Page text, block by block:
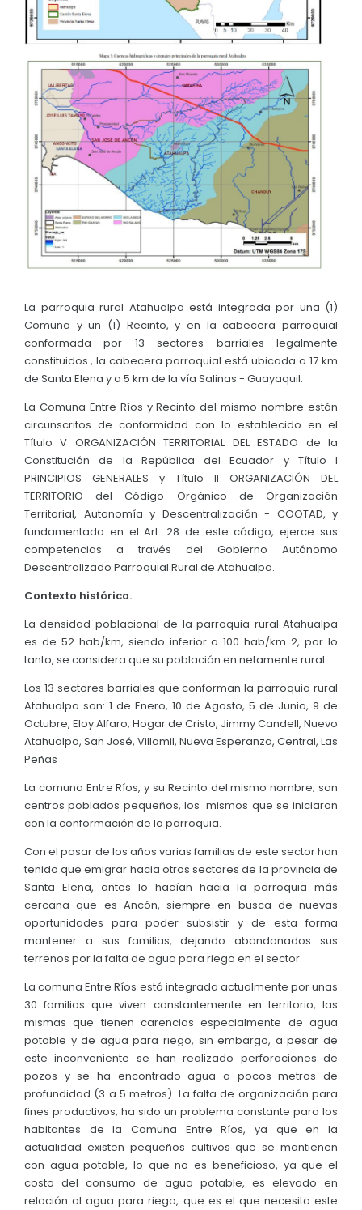
Convocatorias
GESTIÓN ADMINISTRATIVA
Plan de desarrollo y Ordenamiento Territorial -
Plan Anual Contratación - PAC
Plan Operativo Anual - POA
Convenios Institucionales
PRESUPUESTO: EJECUCIÓN Y REPORTES
Cédulas presupuestarias y balances
Procesos de contratación
Obras y proyectos
La parroquia rural Atahualpa está integrada por una (1)
Comuna y un (1) Recinto, y en la cabecera parroquial
conformada por 13 sectores barriales legalmente
constituidos., la cabecera parroquial está ubicada a 17 km
de Santa Elena y a 5 km de la vía Salinas - Guayaquil.
La Comuna Entre Ríos y Recinto del mismo nombre están
circunscritos de conformidad con lo establecido en el
Título V ORGANIZACIÓN TERRITORIAL DEL ESTADO de la
Constitución de la República del Ecuador y Título I
PRINCIPIOS GENERALES y Título II ORGANIZACIÓN DEL
TERRITORIO del Código Orgánico de Organización
Territorial, Autonomía y Descentralización - COOTAD, y
fundamentada en el Art. 28 de este código, ejerce sus
competencias a través del Gobierno Autónomo
Descentralizado Parroquial Rural de Atahualpa.
Contexto histórico.
La densidad poblacional de la parroquia rural Atahualpa
es de 52 hab/km, siendo inferior a 100 hab/km 2, por lo
tanto, se considera que su población en netamente rural.
Los 13 sectores barriales que conforman la parroquia rural
Atahualpa son: 1 de Enero, 10 de Agosto, 5 de Junio, 9 de
Octubre, Eloy Alfaro, Hogar de Cristo, Jimmy Candell, Nuevo
Atahualpa, San José, Villamil, Nueva Esperanza, Central, Las
Peñas
La comuna Entre Ríos, y su Recinto del mismo nombre; son
centros poblados pequeños, los mismos que se iniciaron
con la conformación de la parroquia.
Con el pasar de los años varias familias de este sector han
tenido que emigrar hacia otros sectores de la provincia de
Santa Elena, antes lo hacían hacia la parroquia más
cercana que es Ancón, siempre en busca de nuevas
oportunidades para poder subsistir y de esta forma
mantener a sus familias, dejando abandonados sus
terrenos por la falta de agua para riego en el sector.
La comuna Entre Ríos está integrada actualmente por unas
30 familias que viven constantemente en territorio, las
mismas que tienen carencias especialmente de agua
potable y de agua para riego, sin embargo, a pesar de
este inconveniente se han realizado perforaciones de
pozos y se ha encontrado agua a pocos metros de
profundidad (3 a 5 metros). La falta de organización para
fines productivos, ha sido un problema constante para los
habitantes de la Comuna Entre Ríos, ya que en la
actualidad existen pequeños cultivos que se mantienen
con agua potable, lo que no es beneficioso, ya que el
costo del consumo de agua potable, es elevado en
relación al agua para riego, que es el que necesita este